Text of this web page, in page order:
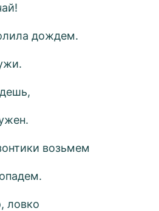
дождем.
возьмем
ловко